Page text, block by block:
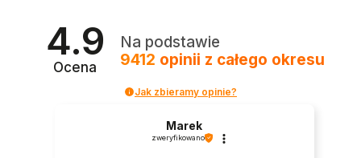
4.9
Ocena
Na podstawie
9412 opinii z całego okresu
Jak zbieramy opinie?
Marek
zweryfikowano